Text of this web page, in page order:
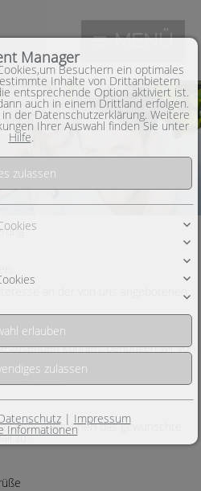
MENÜ
an der von uns angebotenen
zusenden können, benötigen wir von
des Widerrufsrechts. Die
die Beantwortung der
lassen.
senden wir Ihnen das gewünschte
zu.
Manager
Besuchern ein optimales
Inhalte von Drittanbietern
entsprechende Option aktiviert ist.
auch in einem Drittland erfolgen.
der Datenschutzerklärung. Weitere
Ihrer Auswahl finden Sie unter
Hilfe.
| Impressum
Informationen